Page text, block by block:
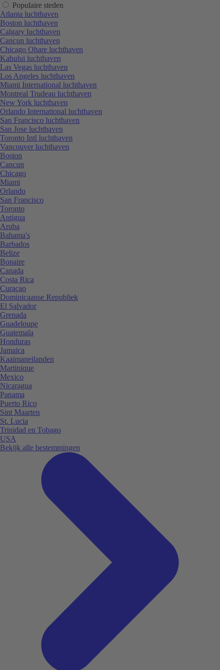
Populaire steden
Atlanta luchthaven
Boston luchthaven
Calgary luchthaven
Cancun luchthaven
Chicago Ohare luchthaven
Kahului luchthaven
Las Vegas luchthaven
Los Angeles luchthaven
Miami International luchthaven
Montreal Trudeau luchthaven
New York luchthaven
Orlando International luchthaven
San Francisco luchthaven
San Jose luchthaven
Toronto Intl luchthaven
Vancouver luchthaven
Boston
Cancun
Chicago
Miami
Orlando
San Francisco
Toronto
Antigua
Aruba
Bahama's
Barbados
Belize
Bonaire
Canada
Costa Rica
Curaçao
Dominicaanse Republiek
El Salvador
Grenada
Guadeloupe
Guatemala
Honduras
Jamaica
Kaaimaneilanden
Martinique
Mexico
Nicaragua
Panama
Puerto Rico
Sint Maarten
St. Lucia
Trinidad en Tobago
USA
Bekijk alle bestemmingen